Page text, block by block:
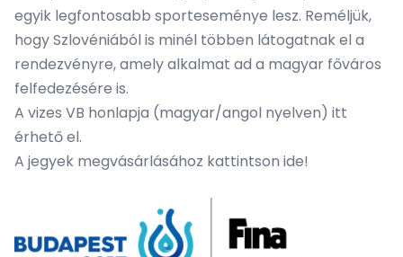
egyik legfontosabb sporteseménye lesz. Reméljük,
hogy Szlovéniából is minél többen látogatnak el a
rendezvényre, amely alkalmat ad a magyar főváros
felfedezésére is.
A vizes VB honlapja (magyar/angol nyelven) itt
érhető el.
A jegyek megvásárlásához kattintson ide!